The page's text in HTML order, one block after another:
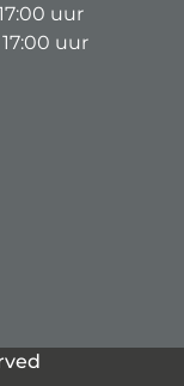
uur
uur